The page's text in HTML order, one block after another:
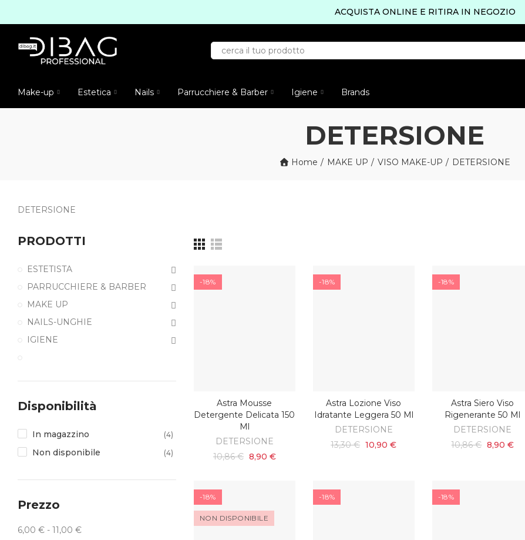
ACQUISTA ONLINE E RITIRA IN NEGOZIO
Make-up Estetica Nails Parrucchiere & Barber Igiene Brands
DETERSIONE
Home MAKE UP VISO MAKE-UP DETERSIONE
DETERSIONE
-18%
AGGIUNGI AL CARRELLO
Astra Mousse
Detergente Delicata 150
Ml
DETERSIONE
10,86 € 8,90 €
-18%
AGGIUNGI AL CARRELLO
Astra Lozione Viso
Idratante Leggera 50 Ml
DETERSIONE
13,30 € 10,90 €
-18%
AGGIUNGI AL CARRELLO
Astra Siero Viso
Rigenerante 50 Ml
DETERSIONE
10,86 € 8,90 €
-18%
NON DISPONIBILE
-18% -18%
PRODOTTI
ESTETISTA
PARRUCCHIERE & BARBER
MAKE UP
NAILS-UNGHIE
IGIENE
Disponibilità
In magazzino (4)
Non disponibile (4)
Prezzo
6,00 € - 11,00 €